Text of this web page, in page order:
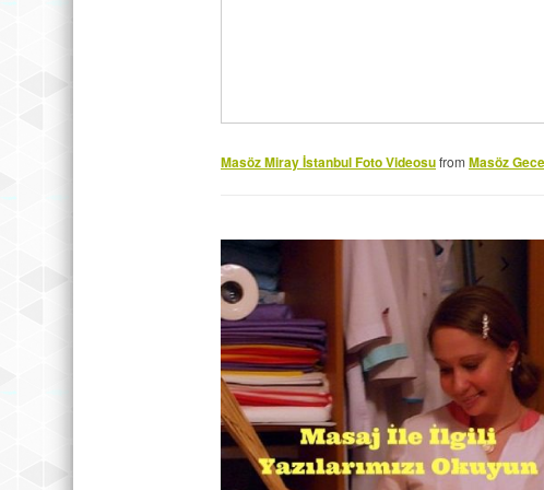
Masöz Miray İstanbul Foto Videosufrom Masöz